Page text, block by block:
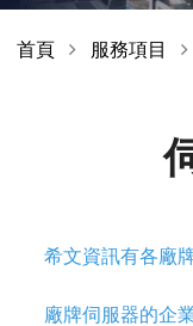
首頁 服務項目
希文資訊有各廠
廠牌伺服器的企